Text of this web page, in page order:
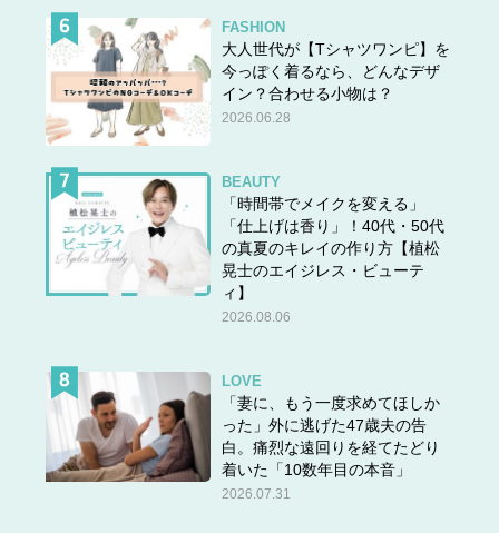
FASHION
大人世代が【Tシャツワンピ】を
今っぽく着るなら、どんなデザ
イン？合わせる小物は？
2026.06.28
BEAUTY
「時間帯でメイクを変える」
「仕上げは香り」！40代・50代
の真夏のキレイの作り方【植松
晃士のエイジレス・ビューテ
ィ】
2026.08.06
LOVE
「妻に、もう一度求めてほしか
った」外に逃げた47歳夫の告
白。痛烈な遠回りを経てたどり
着いた「10数年目の本音」
2026.07.31